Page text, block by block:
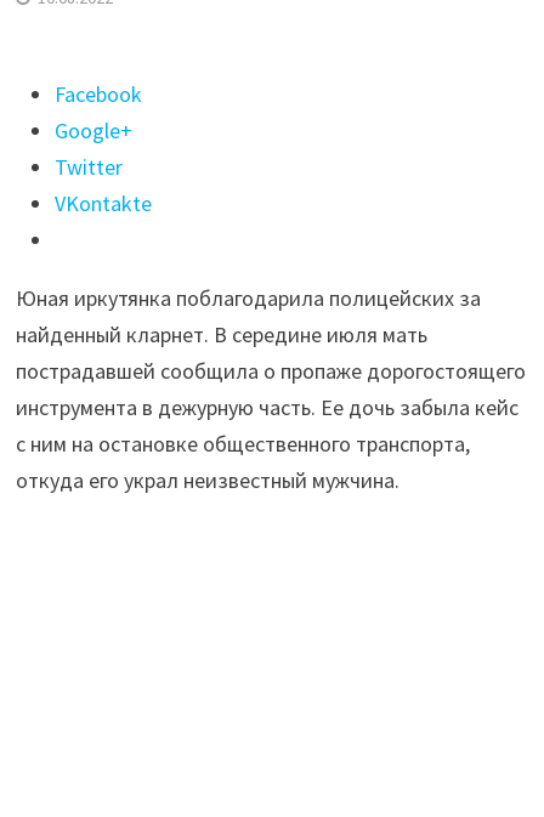
Поделиться
"Иркутянка
поблагодарила
полицию
за
кларнет,
сыграв
на
инструменте"
Facebook
Google+
Twitter
VKontakte
Юная иркутянка поблагодарила полицейских за
найденный кларнет. В середине июля мать
пострадавшей сообщила о пропаже дорогостоящего
инструмента в дежурную часть. Ее дочь забыла кейс
с ним на остановке общественного транспорта,
откуда его украл неизвестный мужчина.